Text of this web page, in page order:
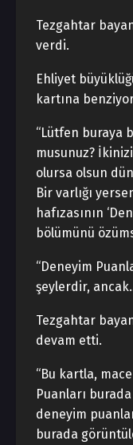
Tezgahtar
verdi.
Ehliyet
kartına
“Lütfen buraya
musunuz?
olursa olsun
Bir varlığı
hafızasının
bölümünü
“Deneyim
şeylerdir,
Tezgahtar
devam etti.
“Bu kartla,
Puanları
deneyim
burada